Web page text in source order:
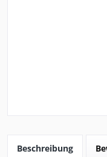
Beschreibung